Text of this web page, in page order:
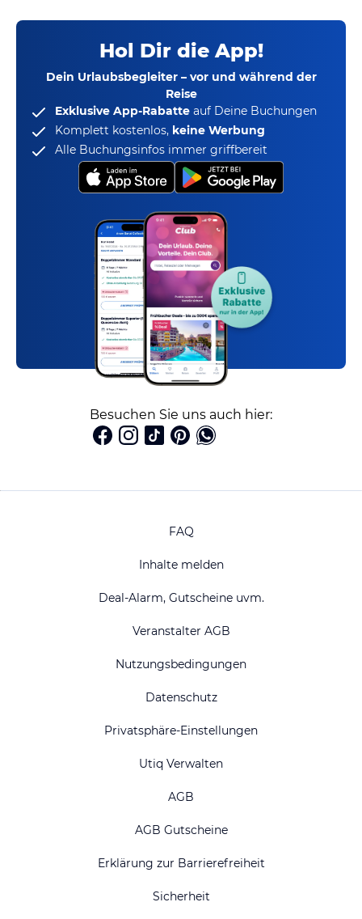
Hol Dir die App!
Dein Urlaubsbegleiter – vor und während der
Reise
Exklusive App-Rabatte auf Deine Buchungen
Komplett kostenlos, keine Werbung
Alle Buchungsinfos immer griffbereit
Besuchen Sie uns auch hier:
FAQ
Inhalte melden
Deal-Alarm, Gutscheine uvm.
Veranstalter AGB
Nutzungsbedingungen
Datenschutz
Privatsphäre-Einstellungen
Utiq Verwalten
AGB
AGB Gutscheine
Erklärung zur Barrierefreiheit
Sicherheit